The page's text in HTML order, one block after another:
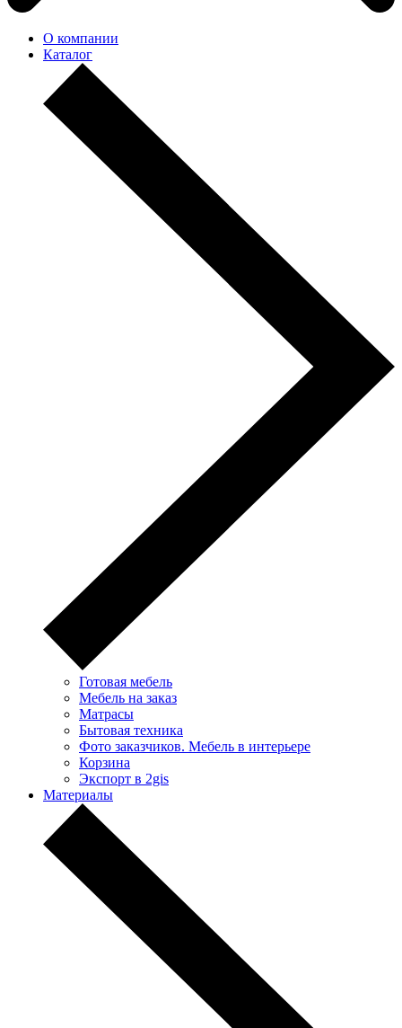
О компании
Каталог
Готовая мебель
Мебель на заказ
Матрасы
Бытовая техника
Фото заказчиков. Мебель в интерьере
Корзина
Экспорт в 2gis
Материалы